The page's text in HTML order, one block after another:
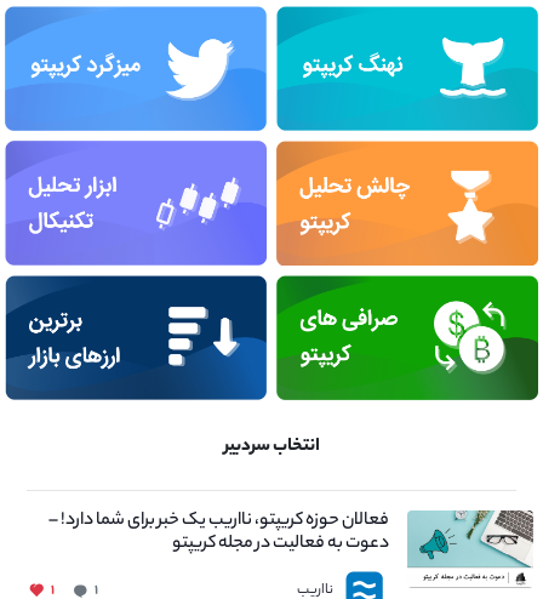
انتخاب سردبیر
فعالان حوزه کریپتو، نااریب یک خبر برای شما دارد! –
دعوت به فعالیت در مجله کریپتو
نااریب ۱ ۱